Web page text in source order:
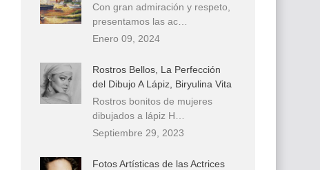
Con gran admiración y respeto,
presentamos las ac…
Enero 09, 2024
Rostros Bellos, La Perfección
del Dibujo A Lápiz, Biryulina Vita
Rostros bonitos de mujeres
dibujados a lápiz H…
Septiembre 29, 2023
Fotos Artísticas de las Actrices